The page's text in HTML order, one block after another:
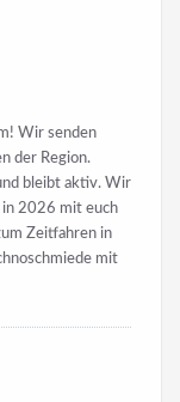
Wir senden
der Region.
bleibt aktiv. Wir
in 2026 mit euch
Zeitfahren in
mit